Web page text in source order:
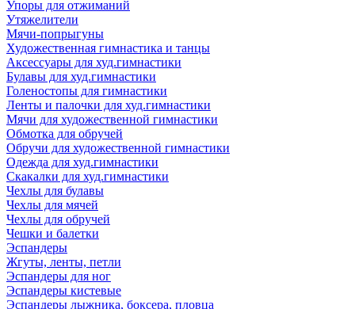
Упоры для отжиманий
Утяжелители
Мячи-попрыгуны
Художественная гимнастика и танцы
Аксессуары для худ.гимнастики
Булавы для худ.гимнастики
Голеностопы для гимнастики
Ленты и палочки для худ.гимнастики
Мячи для художественной гимнастики
Обмотка для обручей
Обручи для художественной гимнастики
Одежда для худ.гимнастики
Скакалки для худ.гимнастики
Чехлы для булавы
Чехлы для мячей
Чехлы для обручей
Чешки и балетки
Эспандеры
Жгуты, ленты, петли
Эспандеры для ног
Эспандеры кистевые
Эспандеры лыжника, боксера, пловца